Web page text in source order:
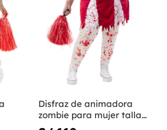
Disfraz de animadora
zombie para mujer talla
grande